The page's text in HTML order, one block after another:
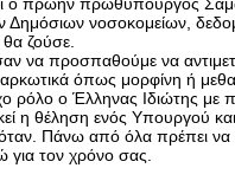
νοσοκομείων,
ζούσε.
να προσπαθούμε να
όπως μορφίνη ή
ο Έλληνας Ιδιώτης με
θέληση ενός Υπουργού
Πάνω από όλα πρέπει να
για τον χρόνο σας.